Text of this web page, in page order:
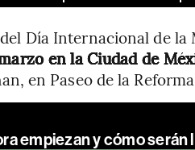
Día Internacional de la
en la Ciudad de
en Paseo de la
empiezan y cómo serán